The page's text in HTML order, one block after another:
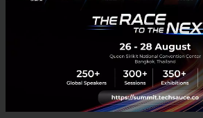
Techsauce Media
About Techsauce
Techsauce Services
Privacy Policy
ส่งบทความ